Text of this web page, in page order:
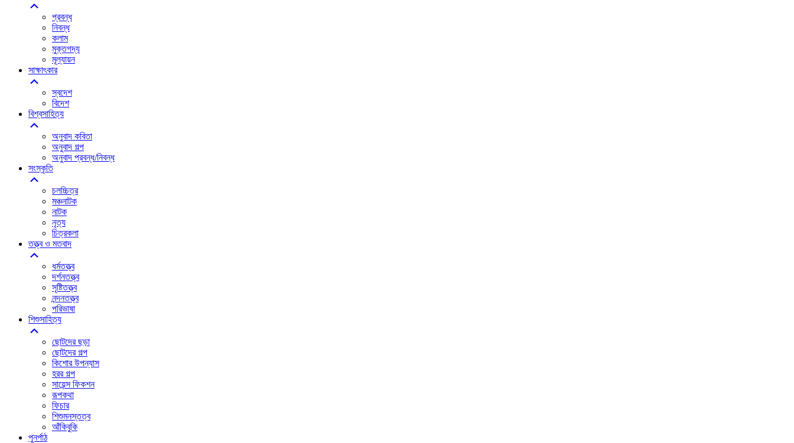
প্রবন্ধ
নিবন্ধ
কলাম
মুক্তগদ্য
মূল্যায়ন
সাক্ষাৎকার
স্বদেশ
বিদেশ
বিশ্বসাহিত্য
অনুবাদ কবিতা
অনুবাদ গল্প
অনুবাদ প্রবন্ধ/নিবন্ধ
সংস্কৃতি
চলচ্চিত্র
মঞ্চনাটক
নাটক
নৃত্য
চিত্রকলা
তত্ত্ব ও মতবাদ
ধর্মতত্ত্ব
দর্শনতত্ত্ব
সৃষ্টিতত্ত্ব
নন্দনতত্ত্ব
পরিভাষা
শিশুসাহিত্য
ছোটদের ছড়া
ছোটদের গল্প
কিশোর উপন্যাস
হরর গল্প
সায়েন্স ফিকশন
রূপকথা
ফিচার
শিশুমনস্তত্ব
আঁকিবু‌কি
পুনর্পাঠ